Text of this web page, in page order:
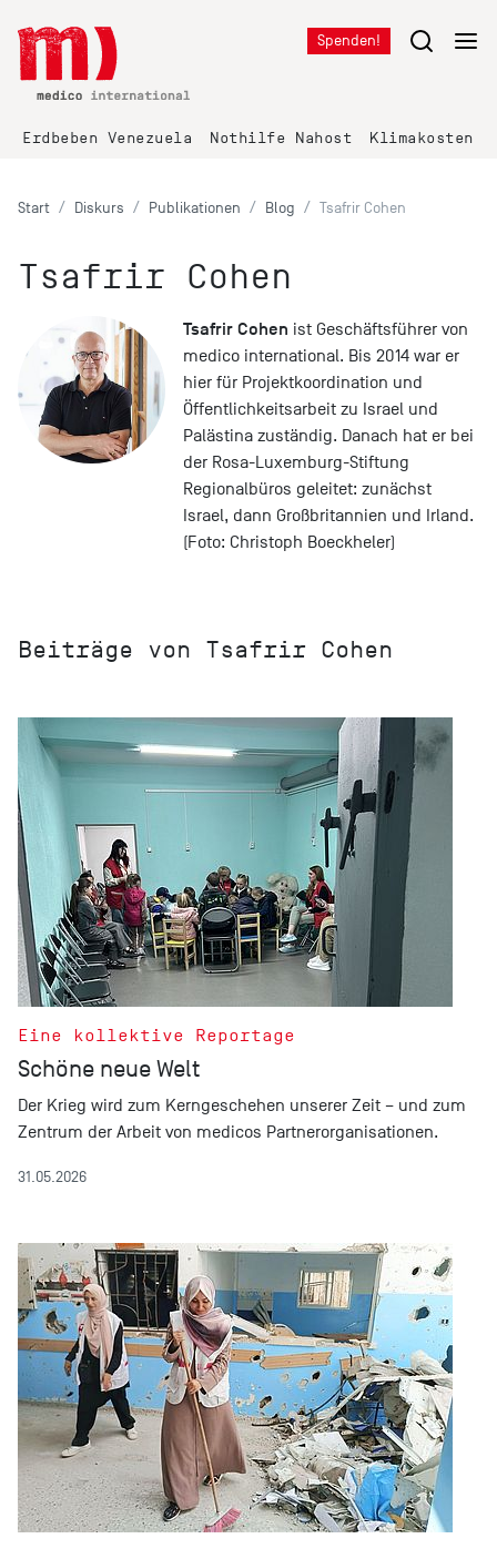
Spenden!
Erdbeben Venezuela Nothilfe Nahost Klimakosten
Start Diskurs Publikationen Blog Tsafrir Cohen
Tsafrir Cohen
Tsafrir Cohen ist Geschäftsführer von
medico international. Bis 2014 war er
hier für Projektkoordination und
Öffentlichkeitsarbeit zu Israel und
Palästina zuständig. Danach hat er bei
der Rosa-Luxemburg-Stiftung
Regionalbüros geleitet: zunächst
Israel, dann Großbritannien und Irland.
(Foto: Christoph Boeckheler)
Beiträge von Tsafrir Cohen
Eine kollektive Reportage
Schöne neue Welt
Der Krieg wird zum Kerngeschehen unserer Zeit – und zum
Zentrum der Arbeit von medicos Partnerorganisationen.
31.05.2026